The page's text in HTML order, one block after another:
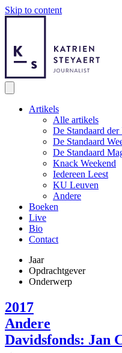
Skip to content
Artikels
Alle artikels
De Standaard der
De Standaard
De Standaard
Knack Weekend
Iedereen Leest
KU Leuven
Andere
Boeken
Live
Bio
Contact
Jaar
Opdrachtgever
Onderwerp
2017
Andere
Davidsfonds: Jan